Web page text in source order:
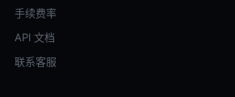
手续费率
API 文档
联系客服